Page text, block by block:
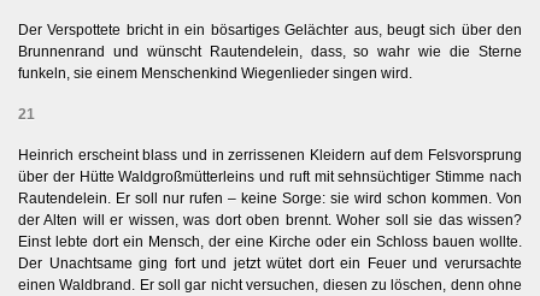
Der Verspottete bricht in ein bösartiges Gelächter aus, beugt sich über den
Brunnenrand und wünscht Rautendelein, dass, so wahr wie die Sterne
funkeln, sie einem Menschenkind Wiegenlieder singen wird.
21
Heinrich erscheint blass und in zerrissenen Kleidern auf dem Felsvorsprung
über der Hütte Waldgroßmütterleins und ruft mit sehnsüchtiger Stimme nach
Rautendelein. Er soll nur rufen – keine Sorge: sie wird schon kommen. Von
der Alten will er wissen, was dort oben brennt. Woher soll sie das wissen?
Einst lebte dort ein Mensch, der eine Kirche oder ein Schloss bauen wollte.
Der Unachtsame ging fort und jetzt wütet dort ein Feuer und verursachte
einen Waldbrand. Er soll gar nicht versuchen, diesen zu löschen, denn ohne